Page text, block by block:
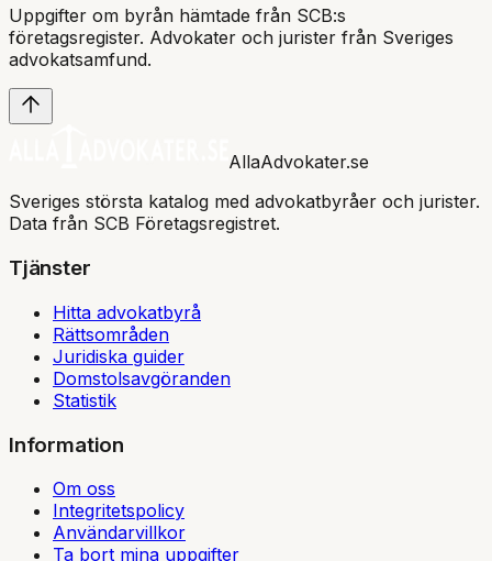
Uppgifter om byrån hämtade från SCB:s
företagsregister. Advokater och jurister från Sveriges
advokatsamfund.
AllaAdvokater.se
Sveriges största katalog med advokatbyråer och jurister.
Data från SCB Företagsregistret.
Tjänster
Hitta advokatbyrå
Rättsområden
Juridiska guider
Domstolsavgöranden
Statistik
Information
Om oss
Integritetspolicy
Användarvillkor
Ta bort mina uppgifter